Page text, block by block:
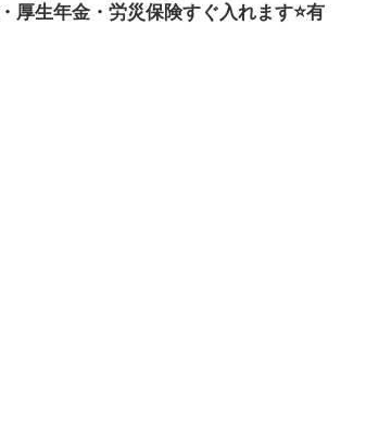
厚生年金・労災保険すぐ入れます⭐️有